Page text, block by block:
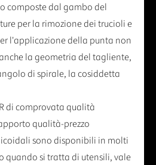
composte dal gambo del
per la rimozione dei trucioli e
l'applicazione della punta non
la geometria del tagliente,
di spirale, la cosiddetta
di comprovata qualità
qualità-prezzo
sono disponibili in molti
quando si tratta di utensili, vale